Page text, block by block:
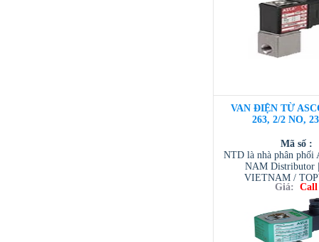
VAN ĐIỆN TỪ
263, 2/2 NO,
Mã số :
NTD là nhà phân phối
NAM Distributor
VIETNAM /
VIETNAM /
/ TESCOM
Giá: Call